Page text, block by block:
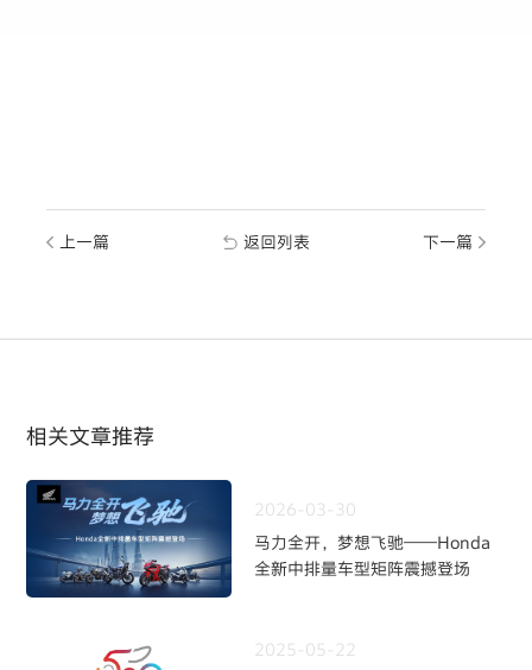
上一篇 返回列表 下一篇
相关文章推荐
2026-03-30
马力全开，梦想飞驰——Honda
全新中排量车型矩阵震撼登场
2025-05-22